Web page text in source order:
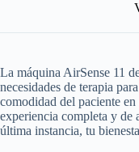
La máquina AirSense 11
necesidades de terapia
comodidad del paciente
experiencia completa y de
última instancia, tu